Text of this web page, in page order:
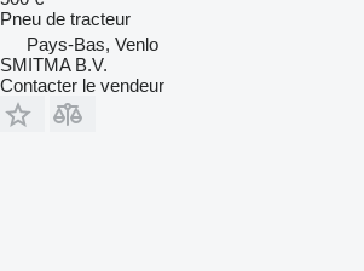
Pneu de tracteur
Pays-Bas, Venlo
SMITMA B.V.
Contacter le vendeur